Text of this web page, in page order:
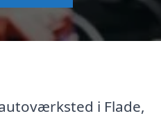
i Flade,